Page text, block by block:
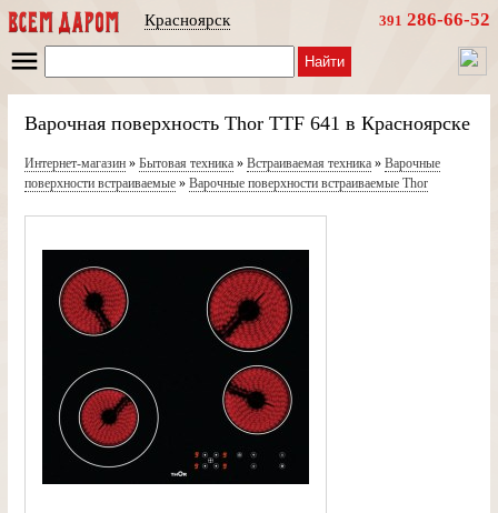
Красноярск 391 286-66-52
Найти
Варочная поверхность Thor TTF 641 в Красноярске
Интернет-магазин» Бытовая техника» Встраиваемая техника» Варочные
поверхности встраиваемые» Варочные поверхности встраиваемые Thor